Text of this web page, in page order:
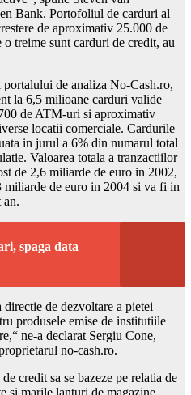
Bank. Portofoliul de carduri al
de aproximativ 25.000 de
treime sunt carduri de credit, au
de analiza No-Cash.ro,
la 6,5 milioane carduri valide
de ATM-uri si aproximativ
locatii comerciale. Cardurile
in jurul a 6% din numarul total
Valoarea totala a tranzactiilor
de 2,6 miliarde de euro in 2002,
de euro in 2004 si va fi in
an.
spaga data
de dezvoltare a pietei
produsele emise de institutiile
ne-a declarat Sergiu Cone,
no-cash.ro.
credit sa se bazeze pe relatia de
si marile lanturi de magazine,